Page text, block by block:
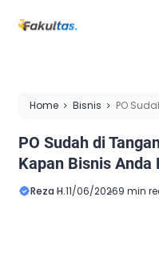
Home Bisnis
PO
PO Sudah di
Kapan Bisnis Anda
Reza H.11/06/20269 min